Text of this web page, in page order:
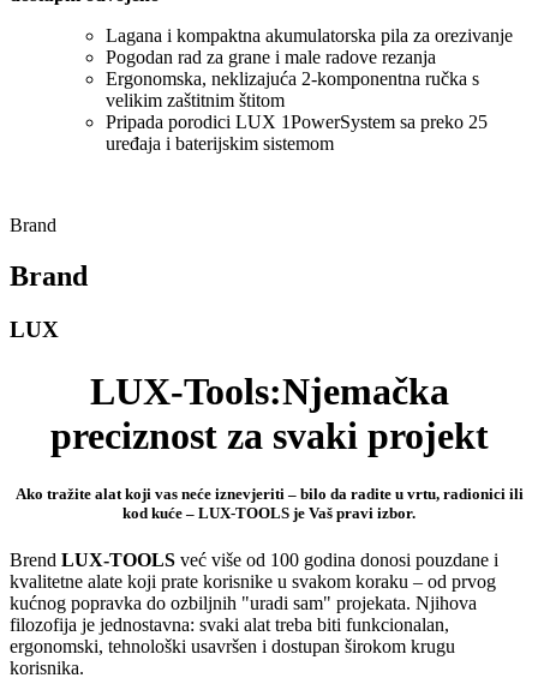
Lagana i kompaktna akumulatorska pila za orezivanje
Pogodan rad za grane i male radove rezanja
Ergonomska, neklizajuća 2-komponentna ručka s
velikim zaštitnim štitom
Pripada porodici LUX 1PowerSystem sa preko 25
uređaja i baterijskim sistemom
Brand
Brand
LUX
LUX-Tools:Njemačka
preciznost za svaki projekt
Ako tražite alat koji vas neće iznevjeriti – bilo da radite u vrtu, radionici ili
kod kuće – LUX-TOOLS je Vaš pravi izbor.
Brend LUX-TOOLS već više od 100 godina donosi pouzdane i
kvalitetne alate koji prate korisnike u svakom koraku – od prvog
kućnog popravka do ozbiljnih "uradi sam" projekata. Njihova
filozofija je jednostavna: svaki alat treba biti funkcionalan,
ergonomski, tehnološki usavršen i dostupan širokom krugu
korisnika.